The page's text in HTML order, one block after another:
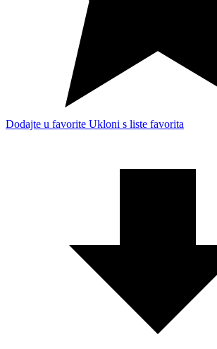
Dodajte u favorite Ukloni s liste favorita